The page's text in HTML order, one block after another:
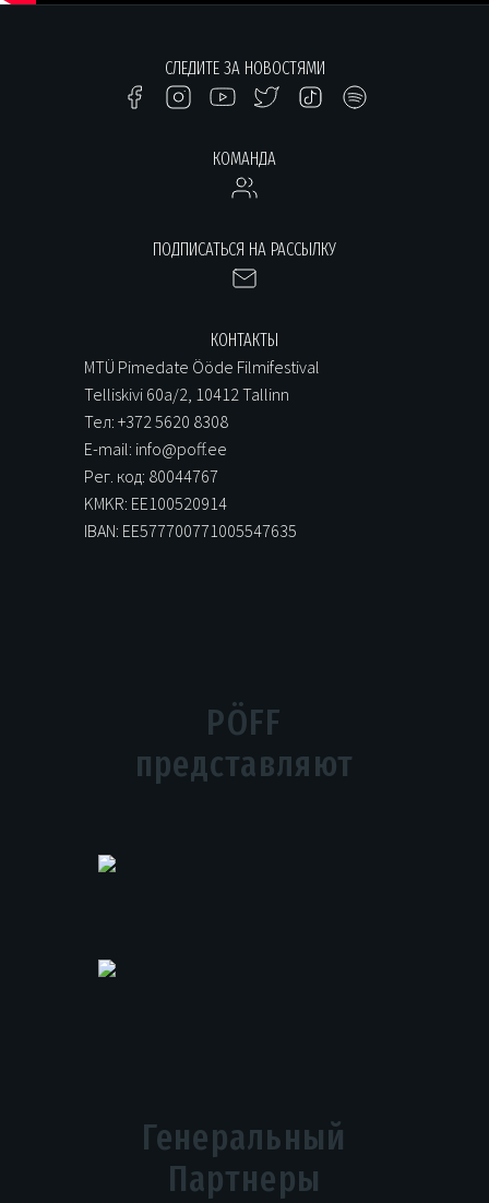
СЛЕДИТЕ ЗА НОВОСТЯМИ
КОМАНДА
ПОДПИСАТЬСЯ НА РАССЫЛКУ
КОНТАКТЫ
MTÜ Pimedate Ööde Filmifestival
Telliskivi 60a/2, 10412 Tallinn
Тел: +372 5620 8308
E-mail: info@poff.ee
Рег. код: 80044767
KMKR: EE100520914
IBAN: EE577700771005547635
PÖFF
представляют
Генеральный
Партнеры